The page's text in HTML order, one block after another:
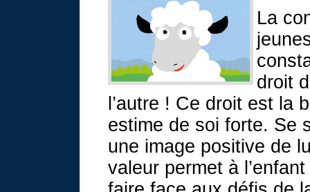
La
droit
l’autre ! Ce droit est la
estime de soi forte. Se
une image positive de
valeur permet à